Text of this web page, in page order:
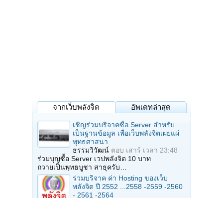
จากเว็บพลังจิต อัพเดทล่าสุด
เชิญร่วมบริจาคซื้อ Server สำหรับ
เป็นฐานข้อมูล เพื่อเว็บพลังจิตเผยแผ่
พุทธศาสนา
ธรรมวิวัฒน์ ตอบ เสาร์ เวลา 23:48
ร่วมบุญซื้อ Server เวปพลังจิต 10 บาท
ถวายเป็นพุทธบูชา สาธุครับ…
ร่วมบริจาค ค่า Hosting ของเว็บ
พลังจิต ปี 2552 ...2558 -2559 -2560
- 2561 -2564